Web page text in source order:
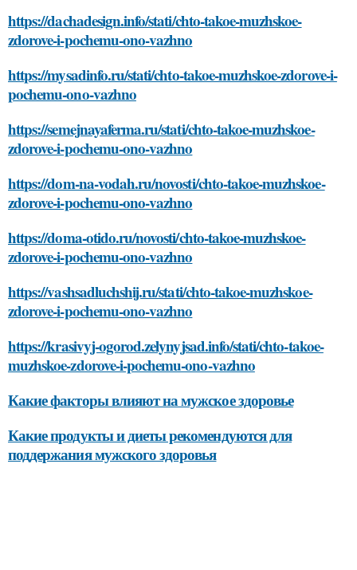
https://dachadesign.info/stati/chto-takoe-muzhskoe-
zdorove-i-pochemu-ono-vazhno
https://mysadinfo.ru/stati/chto-takoe-muzhskoe-zdorove-i-
pochemu-ono-vazhno
https://semejnayaferma.ru/stati/chto-takoe-muzhskoe-
zdorove-i-pochemu-ono-vazhno
https://dom-na-vodah.ru/novosti/chto-takoe-muzhskoe-
zdorove-i-pochemu-ono-vazhno
https://doma-otido.ru/novosti/chto-takoe-muzhskoe-
zdorove-i-pochemu-ono-vazhno
https://vashsadluchshij.ru/stati/chto-takoe-muzhskoe-
zdorove-i-pochemu-ono-vazhno
https://krasivyj-ogorod.zelynyjsad.info/stati/chto-takoe-
muzhskoe-zdorove-i-pochemu-ono-vazhno
Какие факторы влияют на мужское здоровье
Какие продукты и диеты рекомендуются для
поддержания мужского здоровья